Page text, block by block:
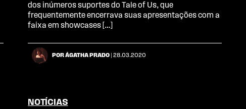
dos inúmeros suportes do Tale of Us, que
frequentemente encerrava suas apresentações com a
faixa em showcases […]
POR ÁGATHA PRADO | 28.03.2020
NOTÍCIAS